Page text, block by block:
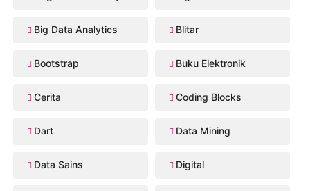
Big Data Analytics Blitar
Bootstrap Buku Elektronik
Cerita Coding Blocks
Dart Data Mining
Data Sains Digital